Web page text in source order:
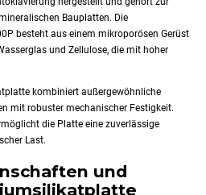
Bauplatten. Die
besteht aus einem mikroporösen Gerüst
und Zellulose, die mit hoher
kombiniert außergewöhnliche
mit robuster mechanischer Festigkeit.
die Platte eine zuverlässige
Last.
und